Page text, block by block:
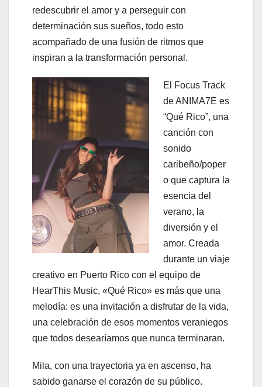
redescubrir el amor y a perseguir con
determinación sus sueños, todo esto
acompañado de una fusión de ritmos que
inspiran a la transformación personal.
El Focus Track
de ANIMA7E es
“Qué Rico”, una
canción con
sonido
caribeño/poper
o que captura la
esencia del
verano, la
diversión y el
amor. Creada
durante un viaje
creativo en Puerto Rico con el equipo de
HearThis Music, «Qué Rico» es más que una
melodía: es una invitación a disfrutar de la vida,
una celebración de esos momentos veraniegos
que todos desearíamos que nunca terminaran.
Mila, con una trayectoria ya en ascenso, ha
sabido ganarse el corazón de su público.